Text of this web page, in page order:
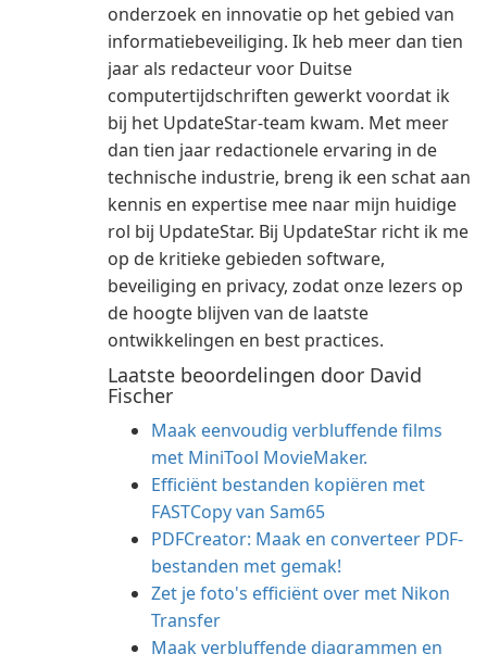
onderzoek en innovatie op het gebied van
informatiebeveiliging. Ik heb meer dan tien
jaar als redacteur voor Duitse
computertijdschriften gewerkt voordat ik
bij het UpdateStar-team kwam. Met meer
dan tien jaar redactionele ervaring in de
technische industrie, breng ik een schat aan
kennis en expertise mee naar mijn huidige
rol bij UpdateStar. Bij UpdateStar richt ik me
op de kritieke gebieden software,
beveiliging en privacy, zodat onze lezers op
de hoogte blijven van de laatste
ontwikkelingen en best practices.
Laatste beoordelingen door David
Fischer
Maak eenvoudig verbluffende films
met MiniTool MovieMaker.
Efficiënt bestanden kopiëren met
FASTCopy van Sam65
PDFCreator: Maak en converteer PDF-
bestanden met gemak!
Zet je foto's efficiënt over met Nikon
Transfer
Maak verbluffende diagrammen en